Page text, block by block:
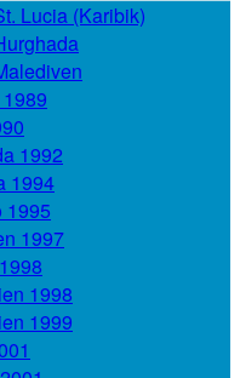
Lucia (Karibik)
1992
1994
1995
1997
1998
1999